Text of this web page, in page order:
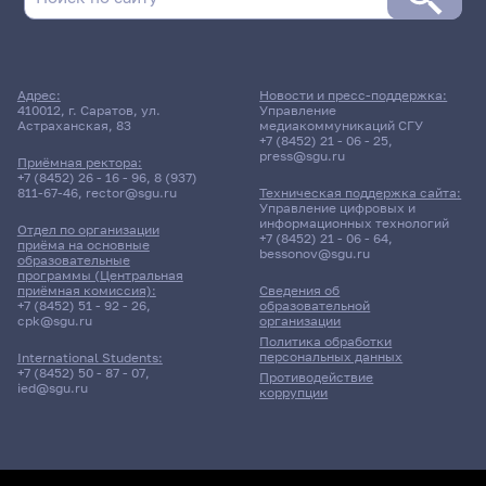
Экзамен
Устный перевод
421гр., ИФиЖ
Д/о
11 корпус, 202 комната
11 июня 2026 г. 10:00
Дифференцированный зачет
Иностранный язык в
профессиональной
Д/о
Адрес:
410012, г. Саратов, ул.
Астраханская, 83
Приёмная ректора:
+7 (8452) 26 - 16 - 96, 8 (937)
811-67-46, rector@sgu.ru
Отдел по организации
приёма на основные
образовательные
программы (Центральная
приёмная комиссия):
+7 (8452) 51 - 92 - 26,
cpk@sgu.ru
International Students:
+7 (8452) 50 - 87 - 07,
ied@sgu.ru
Сведения об
образовательной
организации
Политика обработки
персональных данных
Противодействие
коррупции
Новости и пресс-поддержка:
Управление
медиакоммуникаций СГУ
+7 (8452) 21 - 06 - 25,
press@sgu.ru
Техническая поддержка сайта:
Управление цифровых и
информационных технологий
+7 (8452) 21 - 06 - 64,
bessonov@sgu.ru